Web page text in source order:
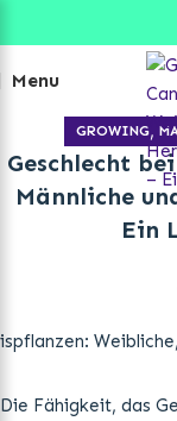
Menu
GROWING,
Geschlecht
Männliche
Ein
Die Fähigkeit, das
Growtalk